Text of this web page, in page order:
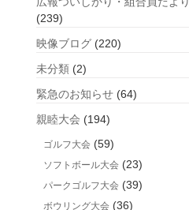
(239)
映像ブログ (220)
未分類 (2)
緊急のお知らせ (64)
親睦大会 (194)
ゴルフ大会 (59)
ソフトボール大会 (23)
パークゴルフ大会 (39)
ボウリング大会 (36)